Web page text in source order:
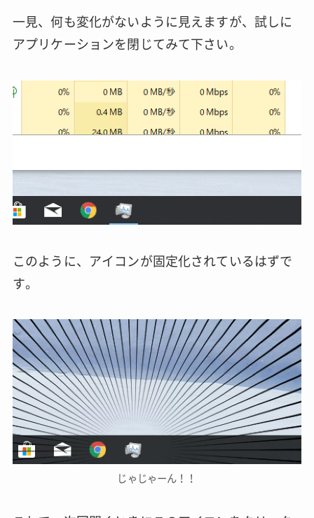
一見、何も変化がないように見えますが、試しに
アプリケーションを閉じてみて下さい。
このように、アイコンが固定化されているはずで
す。
じゃじゃーん！！